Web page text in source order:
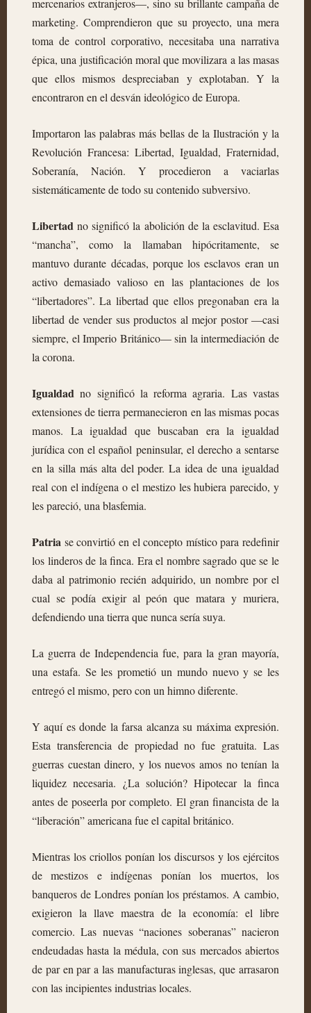
mercenarios extranjeros—, sino su brillante campaña de
marketing. Comprendieron que su proyecto, una mera
toma de control corporativo, necesitaba una narrativa
épica, una justificación moral que movilizara a las masas
que ellos mismos despreciaban y explotaban. Y la
encontraron en el desván ideológico de Europa.
Importaron las palabras más bellas de la Ilustración y la
Revolución Francesa: Libertad, Igualdad, Fraternidad,
Soberanía, Nación. Y procedieron a vaciarlas
sistemáticamente de todo su contenido subversivo.
Libertad no significó la abolición de la esclavitud. Esa
“mancha”, como la llamaban hipócritamente, se
mantuvo durante décadas, porque los esclavos eran un
activo demasiado valioso en las plantaciones de los
“libertadores”. La libertad que ellos pregonaban era la
libertad de vender sus productos al mejor postor —casi
siempre, el Imperio Británico— sin la intermediación de
la corona.
Igualdad no significó la reforma agraria. Las vastas
extensiones de tierra permanecieron en las mismas pocas
manos. La igualdad que buscaban era la igualdad
jurídica con el español peninsular, el derecho a sentarse
en la silla más alta del poder. La idea de una igualdad
real con el indígena o el mestizo les hubiera parecido, y
les pareció, una blasfemia.
Patria se convirtió en el concepto místico para redefinir
los linderos de la finca. Era el nombre sagrado que se le
daba al patrimonio recién adquirido, un nombre por el
cual se podía exigir al peón que matara y muriera,
defendiendo una tierra que nunca sería suya.
La guerra de Independencia fue, para la gran mayoría,
una estafa. Se les prometió un mundo nuevo y se les
entregó el mismo, pero con un himno diferente.
Y aquí es donde la farsa alcanza su máxima expresión.
Esta transferencia de propiedad no fue gratuita. Las
guerras cuestan dinero, y los nuevos amos no tenían la
liquidez necesaria. ¿La solución? Hipotecar la finca
antes de poseerla por completo. El gran financista de la
“liberación” americana fue el capital británico.
Mientras los criollos ponían los discursos y los ejércitos
de mestizos e indígenas ponían los muertos, los
banqueros de Londres ponían los préstamos. A cambio,
exigieron la llave maestra de la economía: el libre
comercio. Las nuevas “naciones soberanas” nacieron
endeudadas hasta la médula, con sus mercados abiertos
de par en par a las manufacturas inglesas, que arrasaron
con las incipientes industrias locales.